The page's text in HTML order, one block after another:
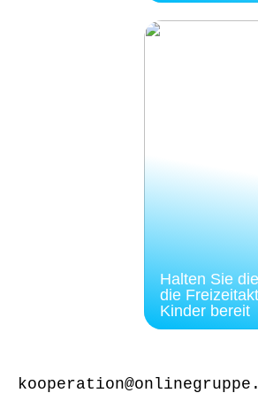
Halten Sie
die
Kinder bereit